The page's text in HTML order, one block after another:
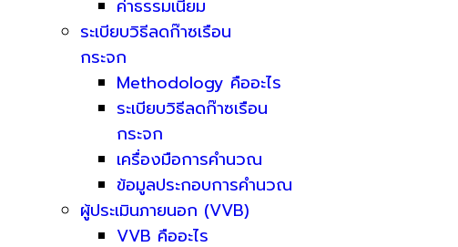
ค่าธรรมเนียม
ระเบียบวิธีลดก๊าซเรือน
กระจก
Methodology คืออะไร
ระเบียบวิธีลดก๊าซเรือน
กระจก
เครื่องมือการคำนวณ
ข้อมูลประกอบการคำนวณ
ผู้ประเมินภายนอก (VVB)
VVB คืออะไร